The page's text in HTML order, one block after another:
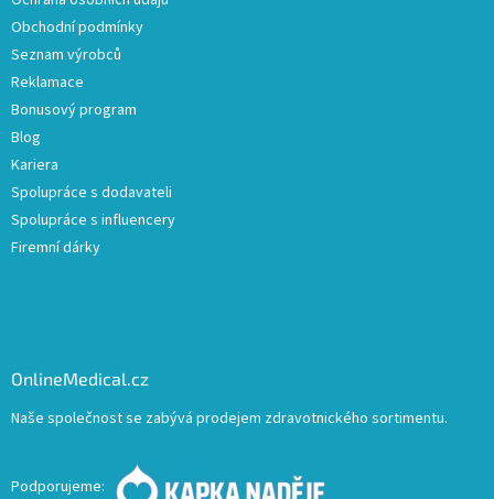
Obchodní podmínky
Seznam výrobců
Reklamace
Bonusový program
Blog
Kariera
Spolupráce s dodavateli
Spolupráce s influencery
Firemní dárky
OnlineMedical.cz
Naše společnost se zabývá prodejem zdravotnického sortimentu.
Podporujeme: